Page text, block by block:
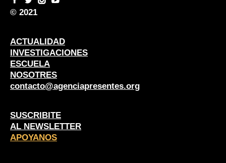
© 2021
ACTUALIDAD
INVESTIGACIONES
ESCUELA
NOSOTRES
contacto@agenciapresentes.org
SUSCRIBITE
AL NEWSLETTER
APOYANOS